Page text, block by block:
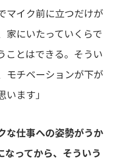
マイク前に立つだけが
家にいたっていくらで
ことはできる。そうい
モチベーションが下が
ます」
な仕事への姿勢がうか
なってから、そういう